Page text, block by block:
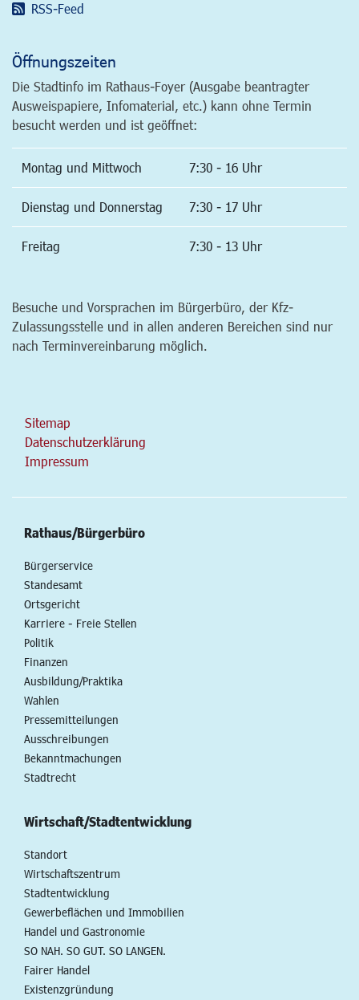
RSS-Feed
Öffnungszeiten
Die Stadtinfo im Rathaus-Foyer (Ausgabe beantragter
Ausweispapiere, Infomaterial, etc.) kann ohne Termin
besucht werden und ist geöffnet:
Montag und Mittwoch 7:30 - 16 Uhr
Dienstag und Donnerstag 7:30 - 17 Uhr
Freitag 7:30 - 13 Uhr
Besuche und Vorsprachen im Bürgerbüro, der Kfz-
Zulassungsstelle und in allen anderen Bereichen sind nur
nach Terminvereinbarung möglich.
Sitemap
Datenschutzerklärung
Impressum
Rathaus/Bürgerbüro
Bürgerservice
Standesamt
Ortsgericht
Karriere - Freie Stellen
Politik
Finanzen
Ausbildung/Praktika
Wahlen
Pressemitteilungen
Ausschreibungen
Bekanntmachungen
Stadtrecht
Wirtschaft/Stadtentwicklung
Standort
Wirtschaftszentrum
Stadtentwicklung
Gewerbeflächen und Immobilien
Handel und Gastronomie
SO NAH. SO GUT. SO LANGEN.
Fairer Handel
Existenzgründung